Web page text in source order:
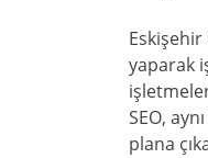
yaparak
SEO,
plana